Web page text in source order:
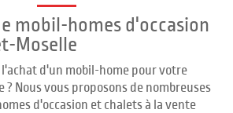
mobil-homes d'occasion
Moselle
d'un mobil-home pour votre
? Nous vous proposons de nombreuses
d'occasion et chalets à la vente